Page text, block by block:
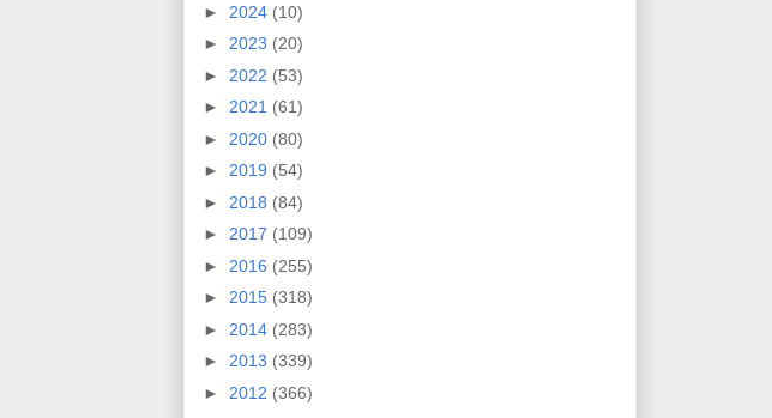
► 2024 (10)
► 2023 (20)
► 2022 (53)
► 2021 (61)
► 2020 (80)
► 2019 (54)
► 2018 (84)
► 2017 (109)
► 2016 (255)
► 2015 (318)
► 2014 (283)
► 2013 (339)
► 2012 (366)